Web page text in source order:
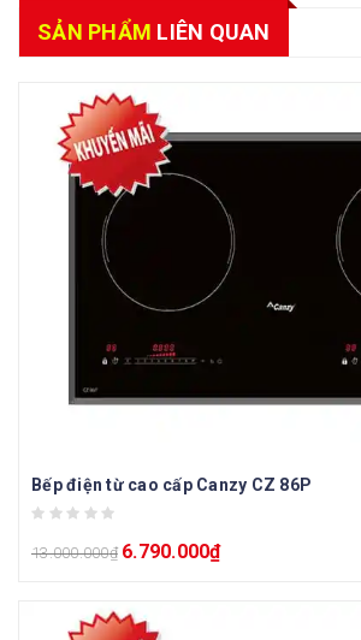
SẢN PHẨM LIÊN QUAN
Bếp điện từ cao cấp Canzy CZ 86P
13.000.000₫ 6.790.000₫